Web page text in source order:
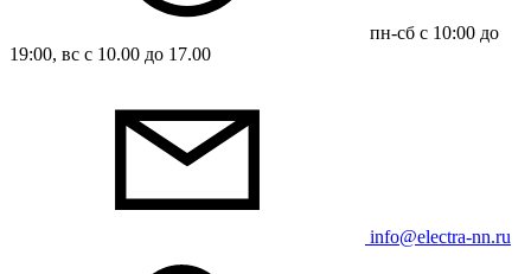
пн-сб с 10:00 до
19:00, вс с 10.00 до 17.00
info@electra-nn.ru